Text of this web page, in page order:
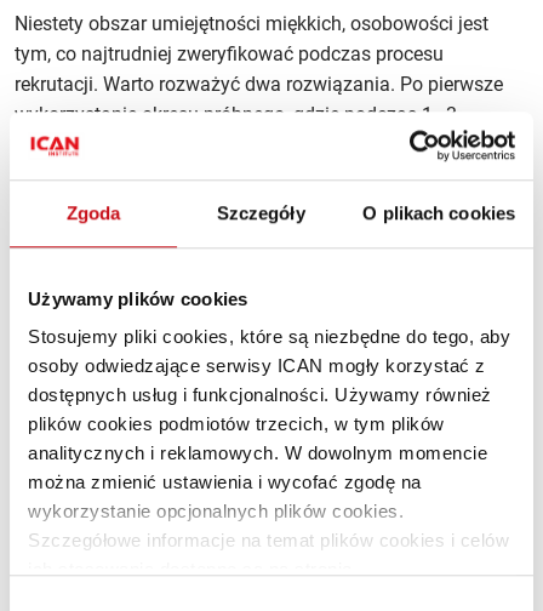
Zgoda Szczegóły O plikach cookies
Używamy plików cookies
Stosujemy pliki cookies, które są niezbędne do tego, aby
osoby odwiedzające serwisy ICAN mogły korzystać z
dostępnych usług i funkcjonalności. Używamy również
plików cookies podmiotów trzecich, w tym plików
analitycznych i reklamowych. W dowolnym momencie
można zmienić ustawienia i wycofać zgodę na
wykorzystanie opcjonalnych plików cookies.
Szczegółowe informacje na temat plików cookies i celów
Niestety obszar umiejętności miękkich, osobowości jest
tym, co najtrudniej zweryfikować podczas procesu
rekrutacji. Warto rozważyć dwa rozwiązania. Po pierwsze
wykorzystanie okresu próbnego, gdzie podczas 1–3
miesięcy możemy lepiej to zweryfikować. Po drugie być
może powinniśmy się zastanowić, skąd to narzekanie się
bierze. Z jednej strony są trudniejsi klienci, z drugiej – błędy
Jakie są trzy najważniejsze różnice między klientem
indywidualnym a korporacyjnym, jeśli chodzi o dbałość
o customer experience?
Na co dzień pracuję z klientem korporacyjnym. To
u klientów często spotykam się z obsługą klienta
indywidualnego. Jako trzy najważniejsze różnice
wskazałbym to, że: